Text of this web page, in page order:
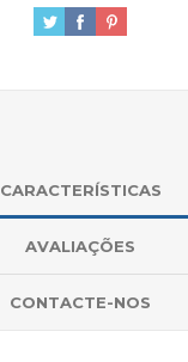
CARACTERÍSTICAS
AVALIAÇÕES
CONTACTE-NOS